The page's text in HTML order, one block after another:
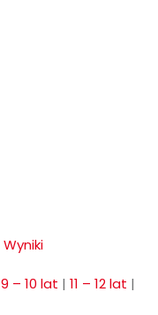
Wyniki
9 – 10 lat | 11 – 12 lat |